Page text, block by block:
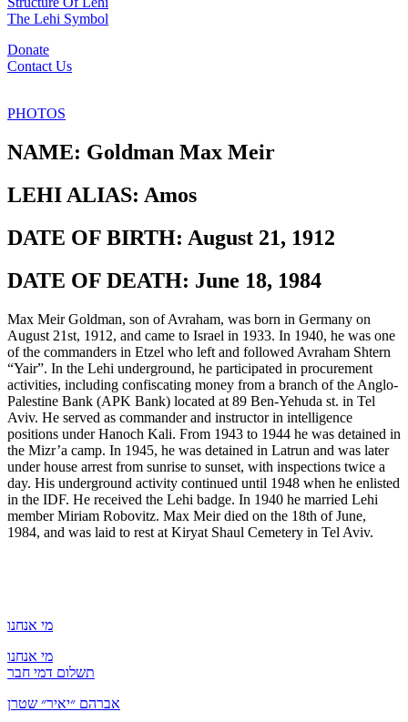
The Lehi Symbol
Donate
Contact Us
PHOTOS
NAME: Goldman Max Meir
LEHI ALIAS: Amos
DATE OF BIRTH: August 21, 1912
DATE OF DEATH: June 18, 1984
Max Meir Goldman, son of Avraham, was born in Germany on
August 21st, 1912, and came to Israel in 1933. In 1940, he was one
of the commanders in Etzel who left and followed Avraham Shtern
“Yair”. In the Lehi underground, he participated in procurement
activities, including confiscating money from a branch of the Anglo-
Palestine Bank (APK Bank) located at 89 Ben-Yehuda st. in Tel
Aviv. He served as commander and instructor in intelligence
positions under Hanoch Kali. From 1943 to 1944 he was detained in
the Mizr’a camp. In 1945, he was detained in Latrun and was later
under house arrest from sunrise to sunset, with inspections twice a
day. His underground activity continued until 1948 when he enlisted
in the IDF. He received the Lehi badge. In 1940 he married Lehi
member Miriam Robovitz. Max Meir died on the 18th of June,
1984, and was laid to rest at Kiryat Shaul Cemetery in Tel Aviv.
מי אנחנו
מי אנחנו
תשלום דמי חבר
אברהם ״יאיר״ שטרן